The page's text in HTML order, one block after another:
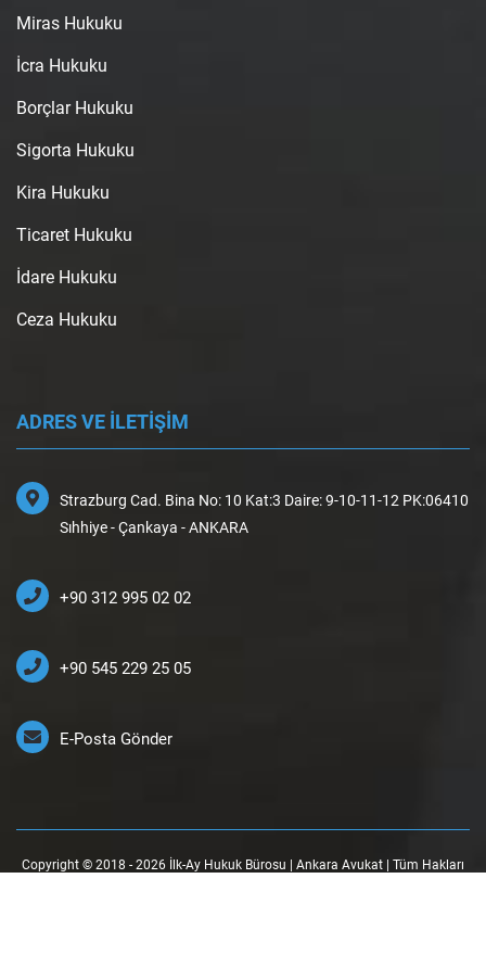
Miras Hukuku
İcra Hukuku
Borçlar Hukuku
Sigorta Hukuku
Kira Hukuku
Ticaret Hukuku
İdare Hukuku
Ceza Hukuku
ADRES VE İLETİŞİM
Strazburg Cad. Bina No: 10 Kat:3 Daire: 9-10-11-12 PK:06410
Sıhhiye - Çankaya - ANKARA
+90 312 995 02 02
+90 545 229 25 05
E-Posta Gönder
Copyright © 2018 - 2026 İlk-Ay Hukuk Bürosu | Ankara Avukat | Tüm Hakları